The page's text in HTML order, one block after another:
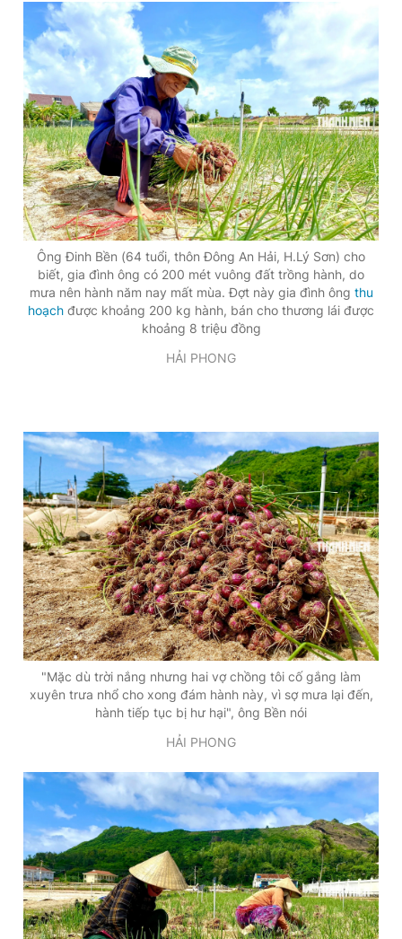
Ông Đinh Bền (64 tuổi, thôn Đông An Hải, H.Lý Sơn) cho
biết, gia đình ông có 200 mét vuông đất trồng hành, do
mưa nên hành năm nay mất mùa. Đợt này gia đình ông thu
hoạch được khoảng 200 kg hành, bán cho thương lái được
khoảng 8 triệu đồng
HẢI PHONG
"Mặc dù trời nắng nhưng hai vợ chồng tôi cố gắng làm
xuyên trưa nhổ cho xong đám hành này, vì sợ mưa lại đến,
hành tiếp tục bị hư hại", ông Bền nói
HẢI PHONG